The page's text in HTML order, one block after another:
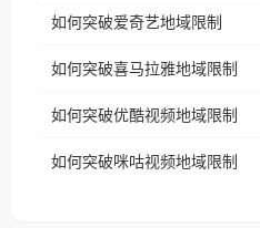
台湾、美国、加
权限制所困扰。
播放”的提示语。 海外用户如香港、澳门、台湾、美
制问题，且仅能在中国大
户收听网易云音乐
如何突破爱奇艺地域限制
如何突破喜马拉雅地域限制
如何突破优酷视频地域限制
如何突破咪咕视频地域限制